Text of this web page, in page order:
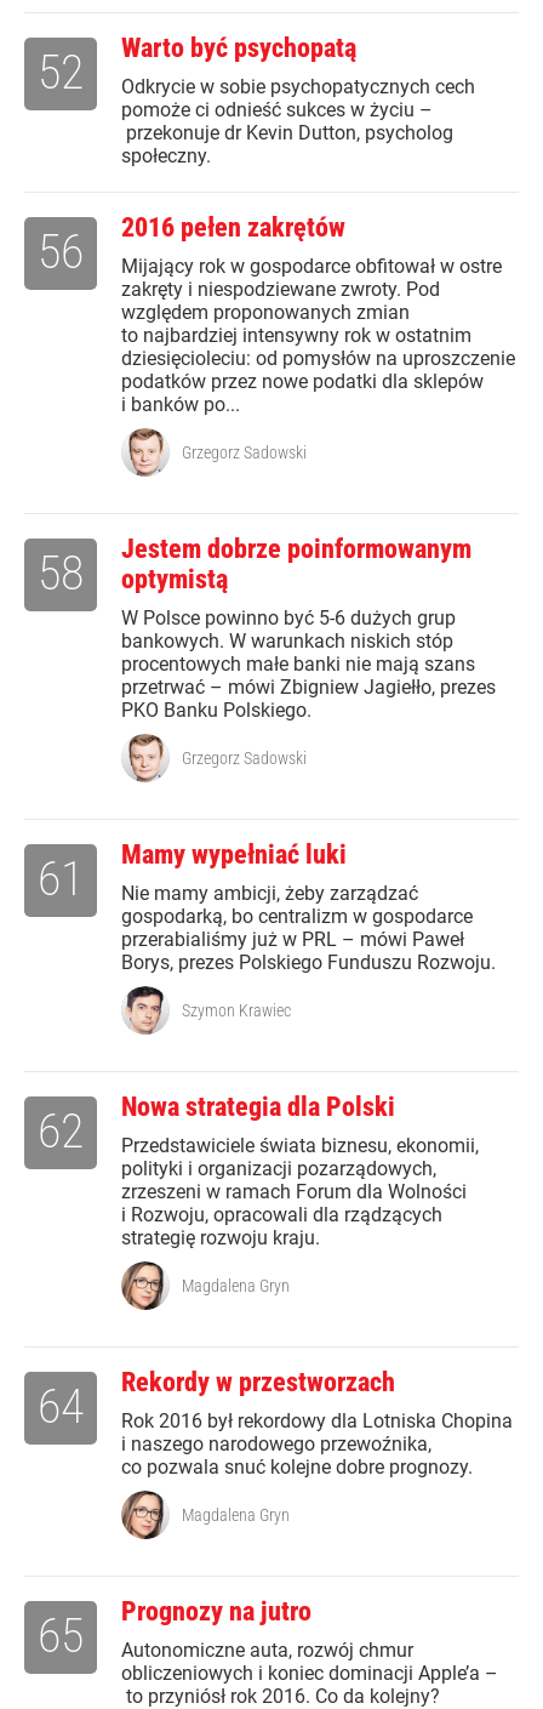
Warto być psychopatą
Odkrycie w sobie psychopatycznych cech
pomoże ci odnieść sukces w życiu –
przekonuje dr Kevin Dutton, psycholog
społeczny.
52
2016 pełen zakrętów
Mijający rok w gospodarce obfitował w ostre
zakręty i niespodziewane zwroty. Pod
względem proponowanych zmian
to najbardziej intensywny rok w ostatnim
dziesięcioleciu: od pomysłów na uproszczenie
podatków przez nowe podatki dla sklepów
i banków po...
56
Grzegorz Sadowski
Jestem dobrze poinformowanym
optymistą
W Polsce powinno być 5-6 dużych grup
bankowych. W warunkach niskich stóp
procentowych małe banki nie mają szans
przetrwać – mówi Zbigniew Jagiełło, prezes
PKO Banku Polskiego.
58
Grzegorz Sadowski
Mamy wypełniać luki
Nie mamy ambicji, żeby zarządzać
gospodarką, bo centralizm w gospodarce
przerabialiśmy już w PRL – mówi Paweł
Borys, prezes Polskiego Funduszu Rozwoju.
61
Szymon Krawiec
Nowa strategia dla Polski
Przedstawiciele świata biznesu, ekonomii,
polityki i organizacji pozarządowych,
zrzeszeni w ramach Forum dla Wolności
i Rozwoju, opracowali dla rządzących
strategię rozwoju kraju.
62
Magdalena Gryn
Rekordy w przestworzach
Rok 2016 był rekordowy dla Lotniska Chopina
i naszego narodowego przewoźnika,
co pozwala snuć kolejne dobre prognozy.
64
Magdalena Gryn
Prognozy na jutro
Autonomiczne auta, rozwój chmur
obliczeniowych i koniec dominacji Apple’a –
to przyniósł rok 2016. Co da kolejny?
65